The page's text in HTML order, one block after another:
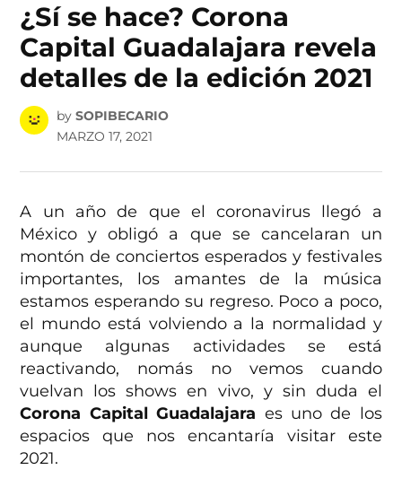
¿Sí se hace? Corona
Capital Guadalajara revela
detalles de la edición 2021
by SOPIBECARIO
MARZO 17, 2021
A un año de que el coronavirus llegó a
México y obligó a que se cancelaran un
montón de conciertos esperados y festivales
importantes, los amantes de la música
estamos esperando su regreso. Poco a poco,
el mundo está volviendo a la normalidad y
aunque algunas actividades se está
reactivando, nomás no vemos cuando
vuelvan los shows en vivo, y sin duda el
Corona Capital Guadalajara es uno de los
espacios que nos encantaría visitar este
2021.